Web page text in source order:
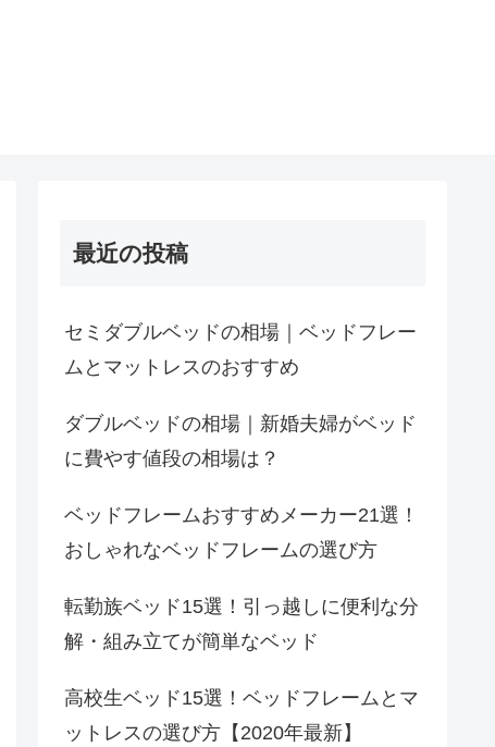
最近の投稿
セミダブルベッドの相場｜ベッドフレー
ムとマットレスのおすすめ
ダブルベッドの相場｜新婚夫婦がベッド
に費やす値段の相場は？
ベッドフレームおすすめメーカー21選！
おしゃれなベッドフレームの選び方
転勤族ベッド15選！引っ越しに便利な分
解・組み立てが簡単なベッド
高校生ベッド15選！ベッドフレームとマ
ットレスの選び方【2020年最新】